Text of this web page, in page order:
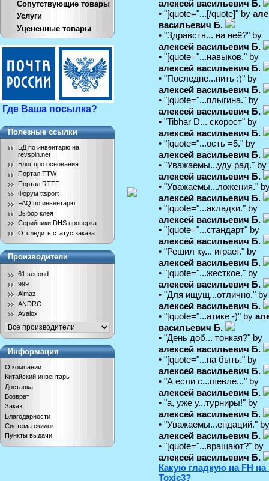
Сопутствующие товары
Услуги
Уцененные товары
Где Ваша посылка?
Полезные ссылки
БД по инвентарю на
revspin.net
Блог про основания
Портал TTW
Портал RTTF
Форум ttsport
FAQ по инвентарю
Выбор клея
Серийники DHS проверка
Отследить статус заказа
Производители
61 second
999
Almaz
ANDRO
Avalox
Информация
О компании
Китайский инвентарь
Доставка
Возврат
Заказ
Благодарности
Система скидок
Пункты выдачи
алексей васильевич Б.
• "[quote="...[/quote]" by
васильевич Б.
• "Здравств... на неё?" by
алексей васильевич Б.
• "[quote="...навыков." by
алексей васильевич Б.
• "Последне...нить :)" by
алексей васильевич Б.
• "[quote="...плыгина." by
алексей васильевич Б.
• "Tibhar D... скорост" by
алексей васильевич Б.
• "[quote="...ость =5." by
алексей васильевич Б.
• "Уважаемы...уду рад." by
алексей васильевич Б.
• "Уважаемы...ложения."
алексей васильевич Б.
• "[quote="...акладки." by
алексей васильевич Б.
• "[quote="...стандарт" by
алексей васильевич Б.
• "Решил ку... играет." by
алексей васильевич Б.
• "[quote="...жесткое." by
алексей васильевич Б.
• "Для ищущ...отлично." by
алексей васильевич Б.
• "[quote="...атике -)" by
васильевич Б.
• "День доб... тонкая?" by
алексей васильевич Б.
• "[quote="...на быть." by
алексей васильевич Б.
• "А если с...шевле..." by
алексей васильевич Б.
• "а, уже у...турниры!" by
алексей васильевич Б.
• "Уважаемы...ендаций." by
алексей васильевич Б.
• "[quote="...вращают?" by
алексей васильевич Б.
Какую гладкую на FH на
Toxic3?